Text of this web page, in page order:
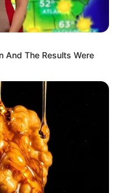
And The Results Were